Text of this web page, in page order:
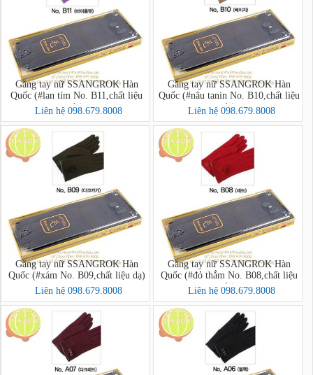
Găng tay nữ SSANGROK Hàn
Quốc (#lan tím No. B11,chất liệu
dạ)
Liên hệ 098.679.8008
Găng tay nữ SSANGROK Hàn
Quốc (#nâu tanin No. B10,chất liệu
dạ)
Liên hệ 098.679.8008
Găng tay nữ SSANGROK Hàn
Quốc (#xám No. B09,chất liệu dạ)
Liên hệ 098.679.8008
Găng tay nữ SSANGROK Hàn
Quốc (#đỏ thắm No. B08,chất liệu
dạ)
Liên hệ 098.679.8008